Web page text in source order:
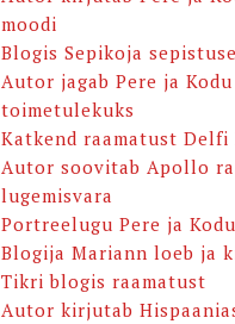
moodi
Blogis Sepikoja
Autor jagab Pere ja
toimetulekuks
Katkend raamatust Delfi
Autor soovitab Apollo
lugemisvara
Portreelugu Pere ja
Blogija Mariann loeb ja
Tikri blogis raamatust
Autor kirjutab